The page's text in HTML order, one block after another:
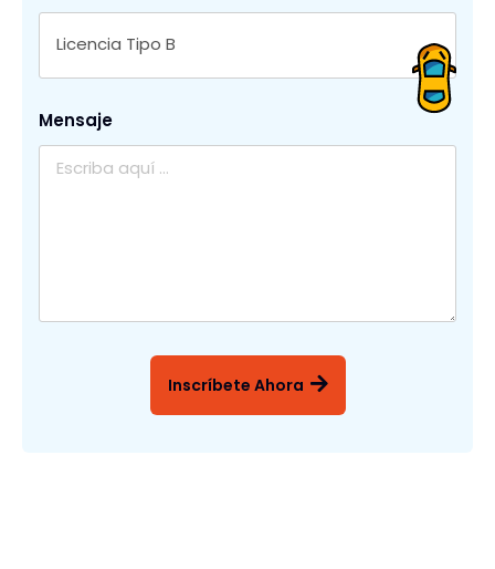
Licencia Tipo B
Mensaje
Inscríbete Ahora